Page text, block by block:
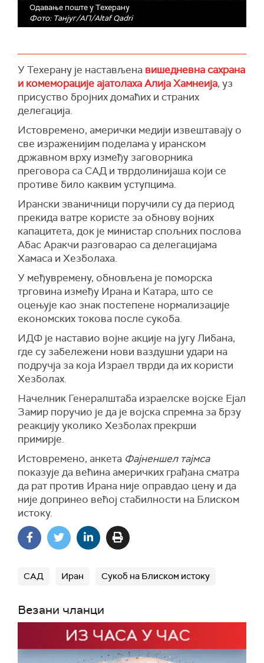
Одавање поште у Техерану
Фото: Танјуг/АП/Altaf Qadri
У Техерану је настављена вишедневна сахрана
и комеморације ајатолаха Алија Хамнеија, уз
присуство бројних домаћих и страних
делегација.
Истовремено, амерички медији извештавају о
све израженијим поделама у иранском
државном врху између заговорника
преговора са САД и тврдолинијаша који се
противе било каквим уступцима.
Ирански званичници поручили су да период
прекида ватре користе за обнову војних
капацитета, док је министар спољних послова
Абас Аракчи разговарао са делегацијама
Хамаса и Хезболаха.
У међувремену, обновљена је поморска
трговина између Ирана и Катара, што се
оцењује као знак постепене нормализације
економских токова после сукоба.
ИДФ је наставио војне акције на југу Либана,
где су забележени нови ваздушни удари на
подручја за која Израел тврди да их користи
Хезболах.
Начелник Генералштаба израелске војске Ејал
Замир поручио је да је војска спремна за брзу
реакцију уколико Хезболах прекрши
примирје.
Истовремено, анкета Фајненшел тајмса
показује да већина америчких грађана сматра
да рат против Ирана није оправдао цену и да
није допринео већој стабилности на Блиском
истоку.
САД Иран Сукоб на Блиском истоку
Везани чланци